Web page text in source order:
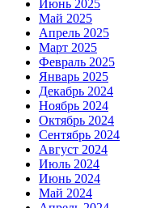
Июнь 2025
Май 2025
Апрель 2025
Март 2025
Февраль 2025
Январь 2025
Декабрь 2024
Ноябрь 2024
Октябрь 2024
Сентябрь 2024
Август 2024
Июль 2024
Июнь 2024
Май 2024